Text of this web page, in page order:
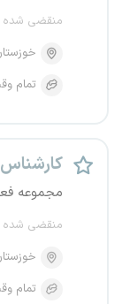
منقضی شده
تمام
مجموعه
منقضی شده
تمام